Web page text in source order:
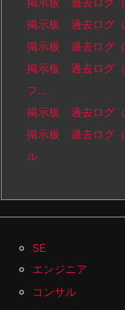
掲示板 過去ログ
掲示板 過去ログ（
掲示板 過去ログ
フ…
掲示板 過去ログ
掲示板 過去ログ
ル
SE
エンジニア
コンサル